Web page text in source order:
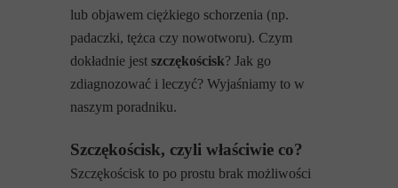
lub objawem ciężkiego schorzenia (np.
padaczki, tężca czy nowotworu). Czym
dokładnie jest szczękościsk? Jak go
zdiagnozować i leczyć? Wyjaśniamy to w
naszym poradniku.
Szczękościsk, czyli właściwie co?
Szczękościsk to po prostu brak możliwości